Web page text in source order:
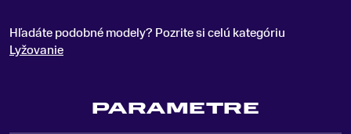
Hľadáte podobné modely? Pozrite si celú kategóriu
Lyžovanie
PARAMETRE